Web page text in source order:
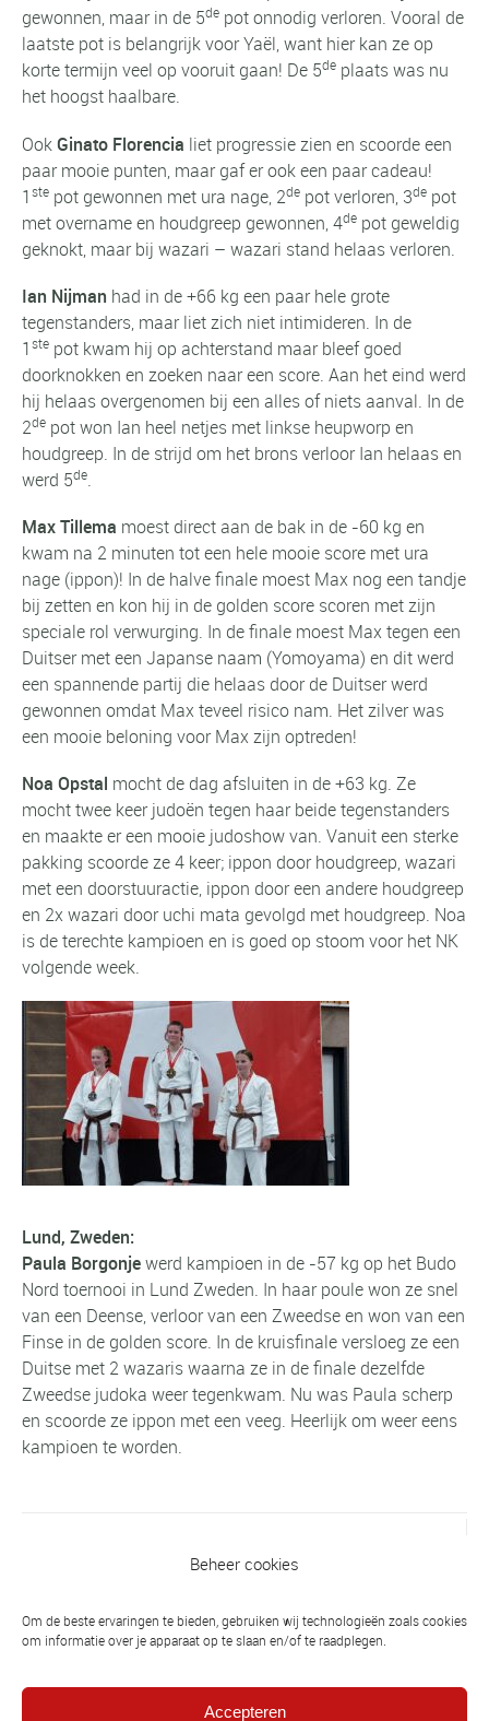
Beheer cookies
Om de beste ervaringen te bieden, gebruiken wij technologieën zoals cookies
om informatie over je apparaat op te slaan en/of te raadplegen.
Accepteren
gewonnen, maar in de 5de pot onnodig verloren. Vooral de
laatste pot is belangrijk voor Yaël, want hier kan ze op
korte termijn veel op vooruit gaan! De 5de plaats was nu
het hoogst haalbare.
OokGinato Florencia liet progressie zien en scoorde een
paar mooie punten, maar gaf er ook een paar cadeau!
1ste pot gewonnen met ura nage, 2de pot verloren, 3de pot
met overname en houdgreep gewonnen, 4de pot geweldig
geknokt, maar bij wazari – wazari stand helaas verloren.
Ian Nijman had in de +66 kg een paar hele grote
tegenstanders, maar liet zich niet intimideren. In de
1ste pot kwam hij op achterstand maar bleef goed
doorknokken en zoeken naar een score. Aan het eind werd
hij helaas overgenomen bij een alles of niets aanval. In de
2de pot won Ian heel netjes met linkse heupworp en
houdgreep. In de strijd om het brons verloor Ian helaas en
werd 5de.
Max Tillema moest direct aan de bak in de -60 kg en
kwam na 2 minuten tot een hele mooie score met ura
nage (ippon)! In de halve finale moest Max nog een tandje
bij zetten en kon hij in de golden score scoren met zijn
speciale rol verwurging. In de finale moest Max tegen een
Duitser met een Japanse naam (Yomoyama) en dit werd
een spannende partij die helaas door de Duitser werd
gewonnen omdat Max teveel risico nam. Het zilver was
een mooie beloning voor Max zijn optreden!
Noa Opstal mocht de dag afsluiten in de +63 kg. Ze
mocht twee keer judoën tegen haar beide tegenstanders
en maakte er een mooie judoshow van. Vanuit een sterke
pakking scoorde ze 4 keer; ippon door houdgreep, wazari
met een doorstuuractie, ippon door een andere houdgreep
en 2x wazari door uchi mata gevolgd met houdgreep. Noa
is de terechte kampioen en is goed op stoom voor het NK
volgende week.
Lund, Zweden:
Paula Borgonjewerd kampioen in de -57 kg op het Budo
Nord toernooi in Lund Zweden. In haar poule won ze snel
van een Deense, verloor van een Zweedse en won van een
Finse in de golden score. In de kruisfinale versloeg ze een
Duitse met 2 wazaris waarna ze in de finale dezelfde
Zweedse judoka weer tegenkwam. Nu was Paula scherp
en scoorde ze ippon met een veeg. Heerlijk om weer eens
kampioen te worden.
RABOBANK CLUB SUPPORT -
JBN Randori Competitie - zaterdag 4